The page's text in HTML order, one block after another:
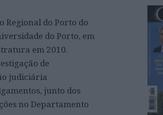
Regional do Porto do
do Porto, em
em 2010.
de
judiciária
junto dos
no Departamento